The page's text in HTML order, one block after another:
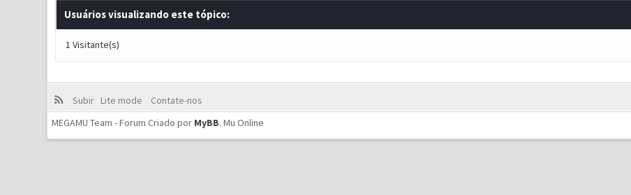
Usuários visualizando este tópico:
1 Visitante(s)
Subir Lite mode
Contate-nos
MEGAMU Team - Forum Criado por MyBB.Mu Online